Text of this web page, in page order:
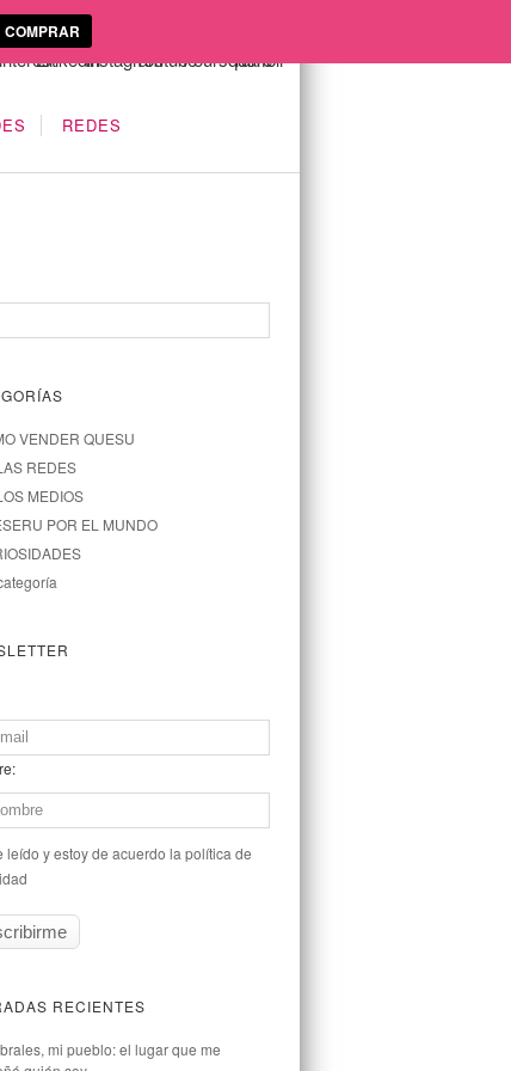
REDES
VENDER QUESU
REDES
MEDIOS
POR EL MUNDO
leído y estoy de acuerdo la política de
RECIENTES
mi pueblo: el lugar que me
COMPRAR